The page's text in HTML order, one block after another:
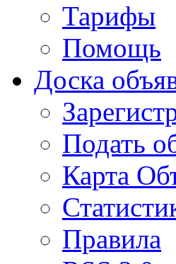
Тарифы
Помощь
Доска
Подать
Карта
Правила